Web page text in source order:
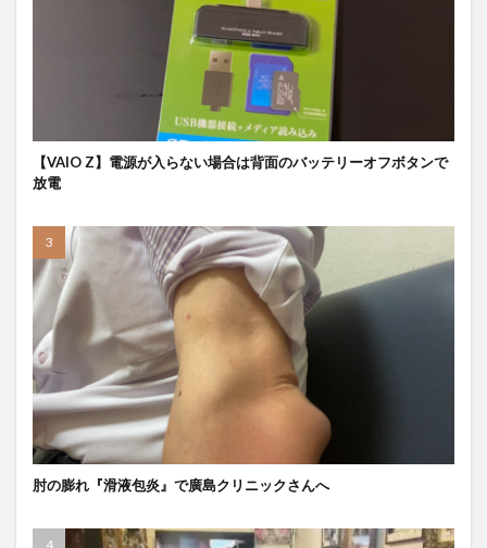
【VAIO Z】電源が入らない場合は背面のバッテリーオフボタンで
放電
肘の膨れ『滑液包炎』で廣島クリニックさんへ